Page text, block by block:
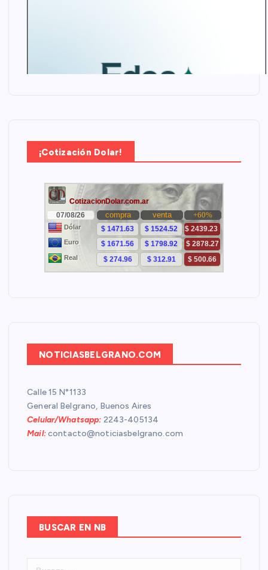
¡Cotización Dolar!
NOTICIASBELGRANO.COM
Calle 15 N°1133
General Belgrano, Buenos Aires
Celular/Whatsapp: 2243-405134
Mail:contacto@noticiasbelgrano.com
BUSCAR EN NB